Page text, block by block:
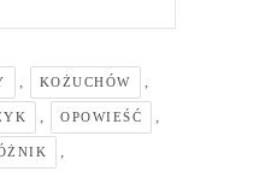
, KOŻUCHÓW ,
, OPOWIEŚĆ ,
,